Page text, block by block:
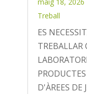
Treball
ES
TREBALLAR
D'ÀREES DE